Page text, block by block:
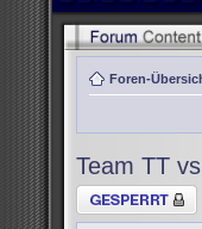
Foren-
Team TT
Thema gesperrt